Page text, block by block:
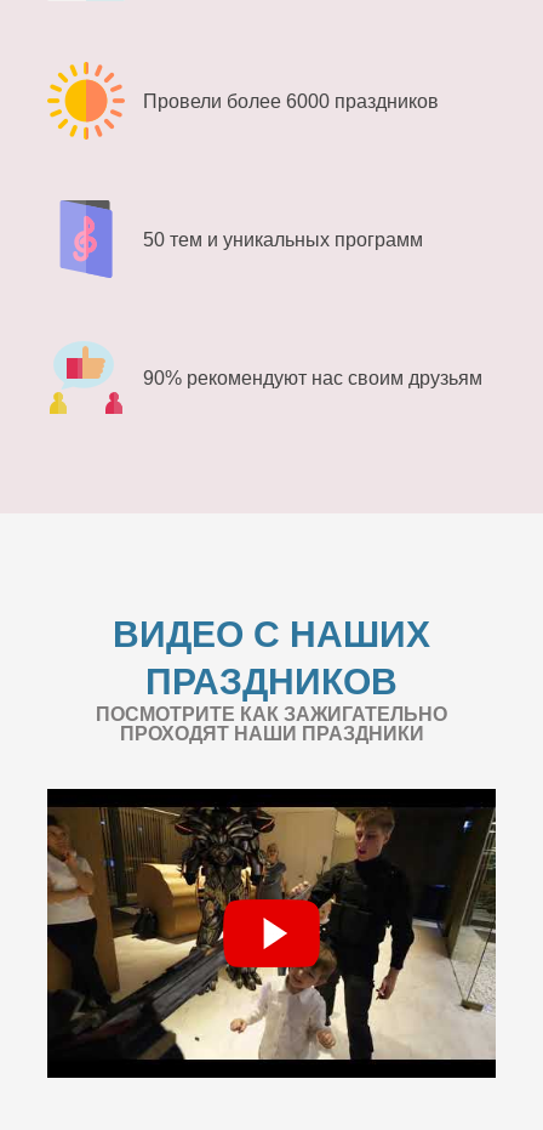
Провели более 6000 праздников
50 тем и уникальных программ
90% рекомендуют нас своим друзьям
ВИДЕО С НАШИХ
ПРАЗДНИКОВ
ПОСМОТРИТЕ КАК ЗАЖИГАТЕЛЬНО
ПРОХОДЯТ НАШИ ПРАЗДНИКИ